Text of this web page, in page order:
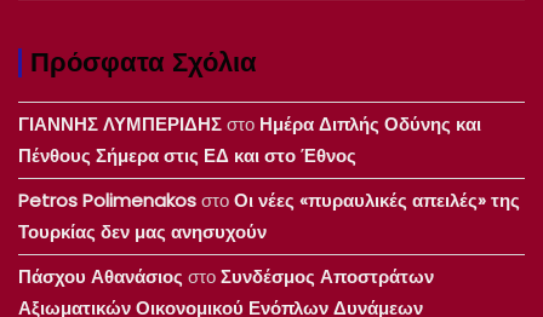
Πρόσφατα Σχόλια
ΓΙΑΝΝΗΣ ΛΥΜΠΕΡΙΔΗΣστο Ημέρα Διπλής Οδύνης και
Πένθους Σήμερα στις ΕΔ και στο Έθνος
Petros PolimenakosστοΟι νέες «πυραυλικές απειλές» της
Τουρκίας δεν μας ανησυχούν
Πάσχου Αθανάσιος στοΣυνδέσμος Αποστράτων
Αξιωματικών Οικονομικού Ενόπλων Δυνάμεων